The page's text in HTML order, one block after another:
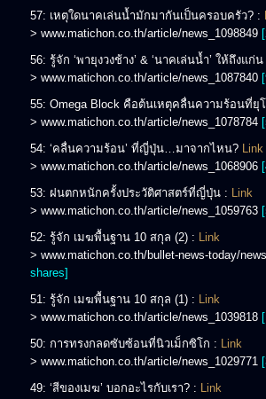
57: เหตุใดนาคเล่นน้ำมักมากันเป็นครอบครัว? :
> www.matichon.co.th/article/news_1098849
56: รู้จัก ‘พายุงวงช้าง’ & ‘นาคเล่นน้ำ’ ให้ถึงแก่น
> www.matichon.co.th/article/news_1087840
55: Omega Block คือต้นเหตุคลื่นความร้อนที่ยุ
> www.matichon.co.th/article/news_1078784
54: ‘คลื่นความร้อน’ ที่ญี่ปุ่น…มาจากไหน? Link
> www.matichon.co.th/article/news_1068906
53: ฝนตกหนักครั้งประวัติศาสตร์ที่ญี่ปุ่น : Link
> www.matichon.co.th/article/news_1059763
52: รู้จัก เมฆพื้นฐาน 10 สกุล (2) : Link
> www.matichon.co.th/bullet-news-today/
shares]
51: รู้จัก เมฆพื้นฐาน 10 สกุล (1) : Link
> www.matichon.co.th/article/news_1039818
50: การทรงกลดซับซ้อนที่นิวเม็กซิโก : Link
> www.matichon.co.th/article/news_1029771
49: ‘สีของเมฆ’ บอกอะไรกับเรา? : Link